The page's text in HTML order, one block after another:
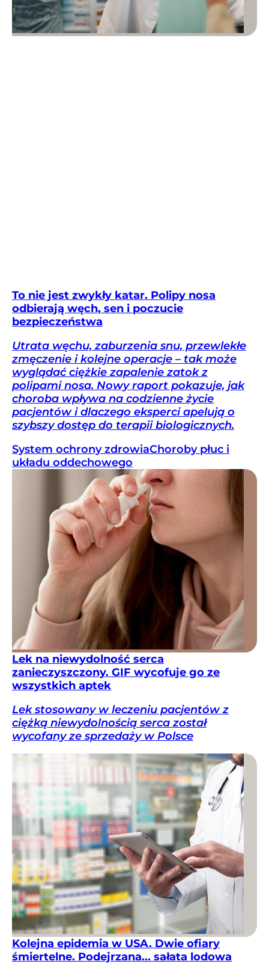
To nie jest zwykły katar. Polipy nosa
odbierają węch, sen i poczucie
bezpieczeństwa
Utrata węchu, zaburzenia snu, przewlekłe
zmęczenie i kolejne operacje – tak może
wyglądać ciężkie zapalenie zatok z
polipami nosa. Nowy raport pokazuje, jak
choroba wpływa na codzienne życie
pacjentów i dlaczego eksperci apelują o
szybszy dostęp do terapii biologicznych.
System ochrony zdrowiaChoroby płuc i
układu oddechowego
Lek na niewydolność serca
zanieczyszczony. GIF wycofuje go ze
wszystkich aptek
Lek stosowany w leczeniu pacjentów z
ciężką niewydolnością serca został
wycofany ze sprzedaży w Polsce
Kolejna epidemia w USA. Dwie ofiary
śmiertelne. Podejrzana... sałata lodowa